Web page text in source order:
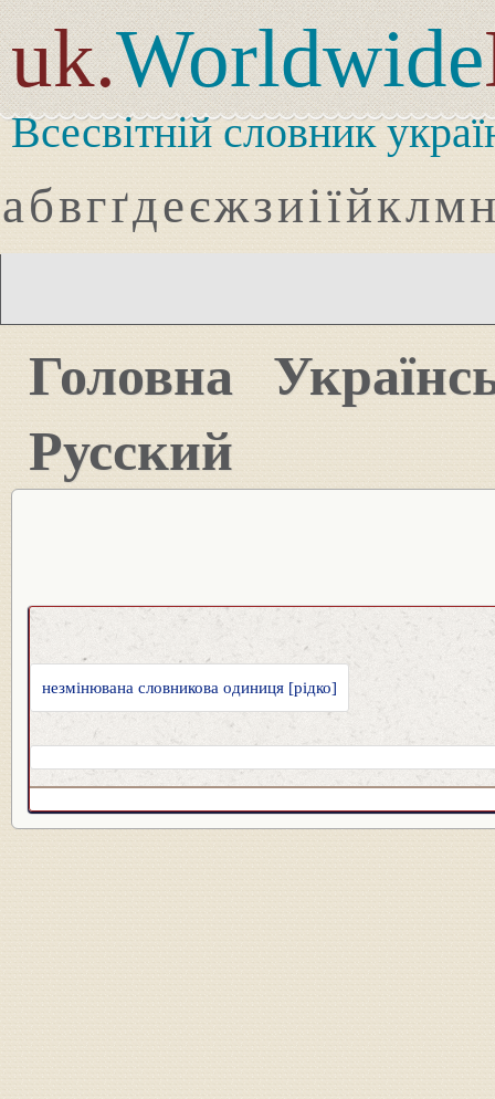
uk.Worldwide
Всесвітній словник
абвгґдеєжзиіїйклмн
Головна
Русский
незмінювана словникова одиниця [рідко]